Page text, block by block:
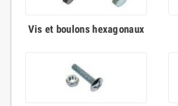
Vis et boulons hexagonaux